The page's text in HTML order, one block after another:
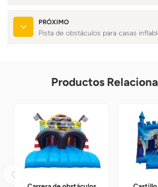
PRÓXIMO
Pista de obstáculos para casas
Productos